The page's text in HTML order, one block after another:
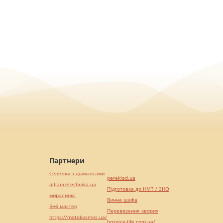
Партнери
Сережки з діамантами
alliancetechnika.ua
миралинкс
Веб мастер
https://motokosmos.ua/
pereklad.ua
Підготовка до НМТ / ЗНО
Винна шафа
Перевезення хворих
hospice-life.com.ua/